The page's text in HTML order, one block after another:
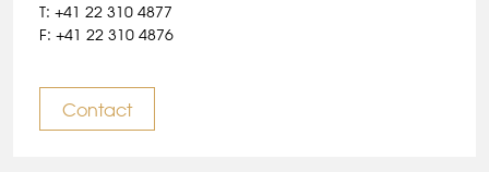
T: +41 22 310 4877
F: +41 22 310 4876
Contact